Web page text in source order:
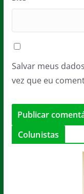
Salvar meus
vez que eu
Colunistas